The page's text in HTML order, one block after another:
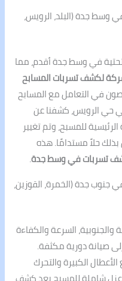
جدة (البلد، الرويس،
في وسط جدة أقدم، مما
لكشف تسربات المسابح
في التعامل مع المسابح
حي الرويس، كشفنا عن
للمسبح، وتم تغيير
بذلك حلاً مستدامًا. هذه
تسربات في وسط جدة.
جدة (الخمرة، القوزين،
السرعة والكفاءة
صيانة دورية مكثفة.
الكبيرة والتحرك